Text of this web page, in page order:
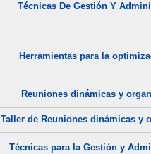
Técnicas De Gestión Y
Herramientas para la
Reuniones dinámicas y
Taller de Reuniones dinámicas y
Técnicas para la Gestión y